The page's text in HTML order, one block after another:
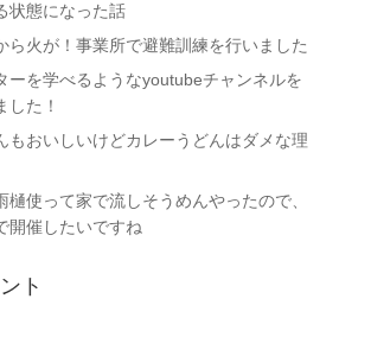
状態になった話
ら火が！事業所で避難訓練を行いました
ーを学べるようなyoutubeチャンネルを
した！
もおいしいけどカレーうどんはダメな理
樋使って家で流しそうめんやったので、
開催したいですね
ト